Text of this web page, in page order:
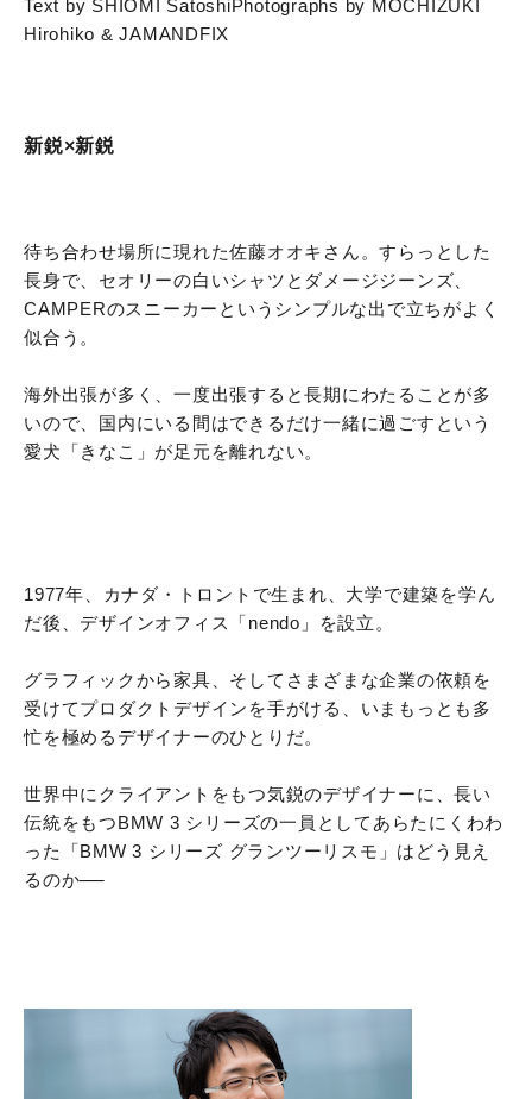
Text by SHIOMI SatoshiPhotographs by MOCHIZUKI
Hirohiko & JAMANDFIX
新鋭×新鋭
待ち合わせ場所に現れた佐藤オオキさん。すらっとした
長身で、セオリーの白いシャツとダメージジーンズ、
CAMPERのスニーカーというシンプルな出で立ちがよく
似合う。
海外出張が多く、一度出張すると長期にわたることが多
いので、国内にいる間はできるだけ一緒に過ごすという
愛犬「きなこ」が足元を離れない。
1977年、カナダ・トロントで生まれ、大学で建築を学ん
だ後、デザインオフィス「nendo」を設立。
グラフィックから家具、そしてさまざまな企業の依頼を
受けてプロダクトデザインを手がける、いまもっとも多
忙を極めるデザイナーのひとりだ。
世界中にクライアントをもつ気鋭のデザイナーに、長い
伝統をもつBMW 3 シリーズの一員としてあらたにくわわ
った「BMW 3 シリーズ グランツーリスモ」はどう見え
るのか──